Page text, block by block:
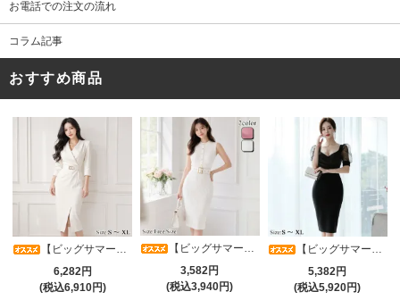
お電話での注文の流れ
コラム記事
おすすめ商品
【ビッグサマーセール対象品】アシメカシュクール7分袖ワンピース(キャバドレス・CABARETDRESS)
6,282円
(税込6,910円)
【ビッグサマーセール対象品】タイトなボディラインが引き立つニットワンピース(キャバドレス・CABARETDRESS)
3,582円
(税込3,940円)
【ビッグサマーセール対象品】光沢シアースリーブが軽やかなカシュクールVネックドレープミディドレス(キャバドレス・CABARETDRESS)
5,382円
(税込5,920円)